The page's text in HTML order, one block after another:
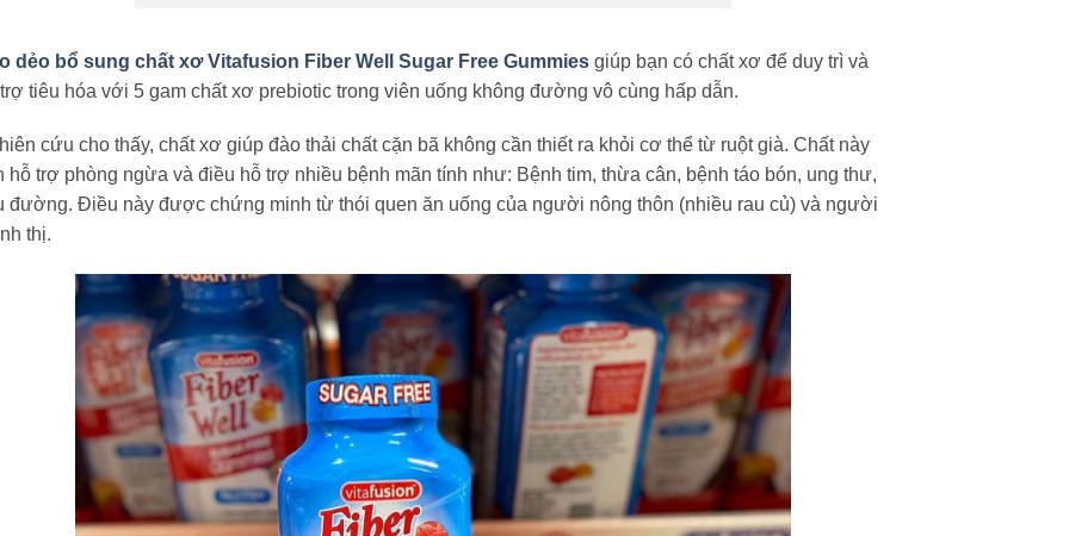
dẻo bổ sung chất xơ Vitafusion Fiber Well Sugar Free Gummiesgiúp bạn có chất xơ để duy trì và
tiêu hóa với 5 gam chất xơ prebiotic trong viên uống không đường vô cùng hấp dẫn.
cứu cho thấy, chất xơ giúp đào thải chất cặn bã không cần thiết ra khỏi cơ thể từ ruột già. Chất này
hỗ trợ phòng ngừa và điều hỗ trợ nhiều bệnh mãn tính như: Bệnh tim, thừa cân, bệnh táo bón, ung thư,
đường. Điều này được chứng minh từ thói quen ăn uống của người nông thôn (nhiều rau củ) và người
thị.